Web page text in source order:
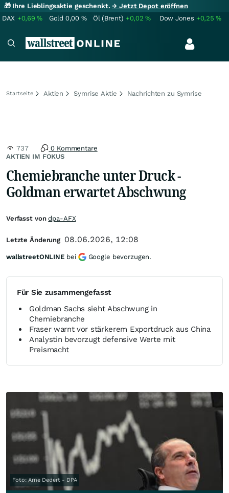
🎁 Ihre Lieblingsaktie geschenkt.→ Jetzt Depot eröffnen
DAX +0,69% Gold 0,00 % Öl (Brent) +0,02% Dow Jones +0,25%
Startseite Aktien Symrise Aktie Nachrichten zu Symrise
AKTIEN IM FOKUS
737 0 Kommentare
Chemiebranche unter Druck -
Goldman erwartet Abschwung
Für Sie zusammengefasst
Goldman Sachs sieht Abschwung in
Chemiebranche
Fraser warnt vor stärkerem Exportdruck aus China
Analystin bevorzugt defensive Werte mit
Preismacht
Foto: Arne Dedert - DPA
Verfasst vondpa-AFX
Letzte Änderung 08.06.2026, 12:08
wallstreetONLINE bei Google bevorzugen.